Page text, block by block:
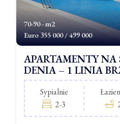
70-90 - m2
Euro355 000 / 499 000
APARTAMENTY NA
DENIA – 1 LINIA
Sypialnie
2-3